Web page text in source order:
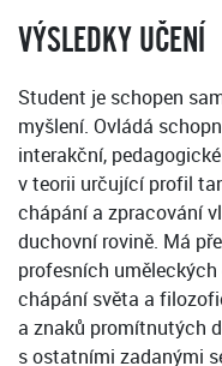
VÝSLEDKY UČENÍ
Student je schopen
myšlení. Ovládá
interakční,
v teorii určující profil
chápání a zpracování
duchovní rovině. Má
profesních
chápání světa a
a znaků promítnutých
s ostatními zadanými